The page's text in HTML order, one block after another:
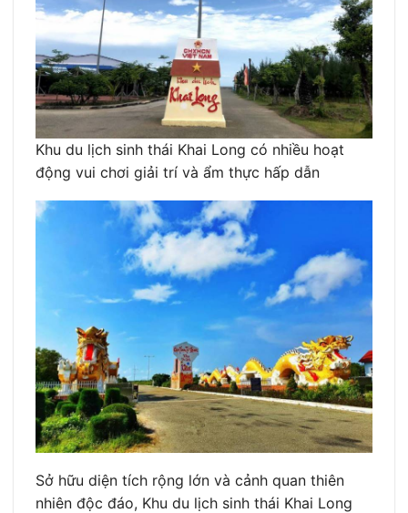
Khu du lịch sinh thái Khai Long có nhiều hoạt
động vui chơi giải trí và ẩm thực hấp dẫn
Sở hữu diện tích rộng lớn và cảnh quan thiên
nhiên độc đáo, Khu du lịch sinh thái Khai Long